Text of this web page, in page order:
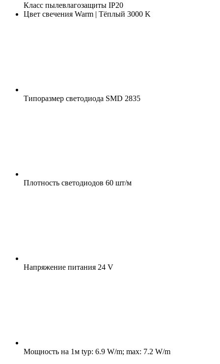
Класс пылевлагозащиты IP20
Цвет свечения Warm | Тёплый 3000 K
Типоразмер светодиода SMD 2835
Плотность светодиодов 60 шт/м
Напряжение питания 24 V
Мощность на 1м typ: 6.9 W/m; max: 7.2 W/m